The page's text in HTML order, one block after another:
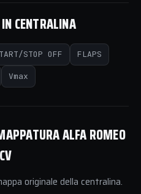
CENTRALINA
STOP OFF FLAPS
Vmax
ALFA ROMEO
originale della centralina.